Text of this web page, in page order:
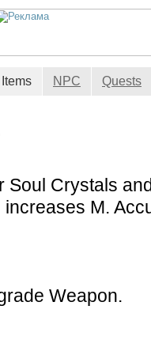
Items NPC Quests
Soul Crystals
M.
Weapon.